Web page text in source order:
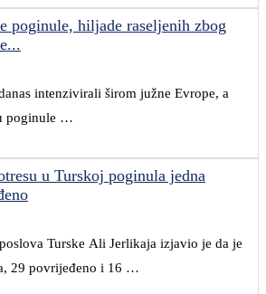
poginule, hiljade raseljenih zbog
intenzivirali širom južne Evrope, a
poginule …
u Turskoj poginula jedna
Turske Ali Jerlikaja izjavio je da je
29 povrijeđeno i 16 …